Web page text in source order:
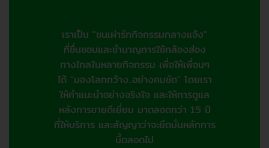
เราเป็น "ชนเผ่ารักกิจกรรมกลางแจ้ง"
ที่ชื่นชอบและชำนาญการใช้กล้องส่อง
ทางไกลในหลายกิจกรรม เพื่อให้เพื่อนๆ
ได้ "มองโลกกว้าง..อย่างคมชัด" โดยเรา
ให้คำแนะนำอย่างจริงใจ และให้การดูแล
หลังการขายดีเยี่ยม มาตลอดกว่า 15 ปี
ที่ให้บริการ และสัญญาว่าจะยึดมั่นหลักการ
นี้ตลอดไป